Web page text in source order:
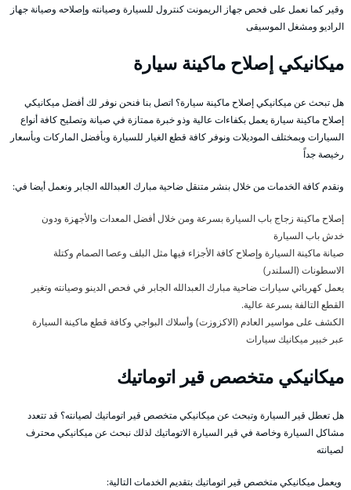
وقير كما نعمل على فحص جهاز الريمونت كنترول للسيارة وصيانته وإصلاحه وصيانة جهاز
الراديو ومشغل الموسيقى
ميكانيكي إصلاح ماكينة سيارة
هل تبحث عن ميكانيكي إصلاح ماكينة سيارة؟ اتصل بنا فنحن نوفر لك أفضل ميكانيكي
إصلاح ماكينة سيارة يعمل بكفاءات عالية وذو خبرة ممتازة في صيانة وتصليح كافة أنواع
السيارات وبمختلف الموديلات ونوفر كافة قطع الغيار للسيارة وبأفضل الماركات وبأسعار
رخيصة جداً
ونقدم كافة الخدمات من خلال بنشر متنقل ضاحية مبارك العبدالله الجابر ونعمل أيضا في:
إصلاح ماكينة زجاج باب السيارة بسرعة ومن خلال أفضل المعدات والأجهزة ودون
خدش باب السيارة
صيانة ماكينة السيارة وإصلاح كافة الأجزاء فيها مثل البلف وعصا الصمام وكتلة
الاسطونات (السلندر)
يعمل كهربائي سيارات ضاحية مبارك العبدالله الجابر في فحص الدينو وصيانته وتغير
القطع التالفة بسرعة عالية.
الكشف على مواسير العادم (الاكزوزت) وأسلاك البواجي وكافة قطع ماكينة السيارة
عبر خبير ميكانيك سيارات
ميكانيكي متخصص قير اتوماتيك
هل تعطل قير السيارة وتبحث عن ميكانيكي متخصص قير اتوماتيك لصيانته؟ قد تتعدد
مشاكل السيارة وخاصة في قير السيارة الاتوماتيك لذلك نبحث عن ميكانيكي محترف
لصيانته
ويعمل ميكانيكي متخصص قير اتوماتيك بتقديم الخدمات التالية: